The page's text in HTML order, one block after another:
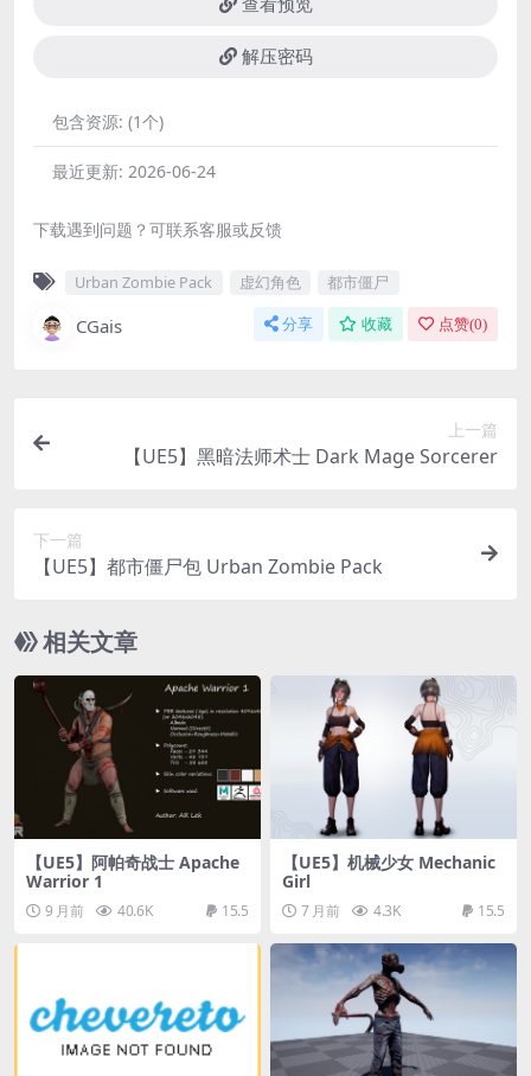
查看预览
解压密码
包含资源: (1个)
最近更新: 2026-06-24
下载遇到问题？可联系客服或反馈
Urban Zombie Pack 虚幻角色 都市僵尸
CGais 分享 收藏 点赞(0)
上一篇
【UE5】黑暗法师术士 Dark Mage Sorcerer
下一篇
【UE5】都市僵尸包 Urban Zombie Pack
相关文章
【UE5】阿帕奇战士 Apache
Warrior 1
9 月前 40.6K 15.5
【UE5】机械少女 Mechanic
Girl
7 月前 4.3K 15.5